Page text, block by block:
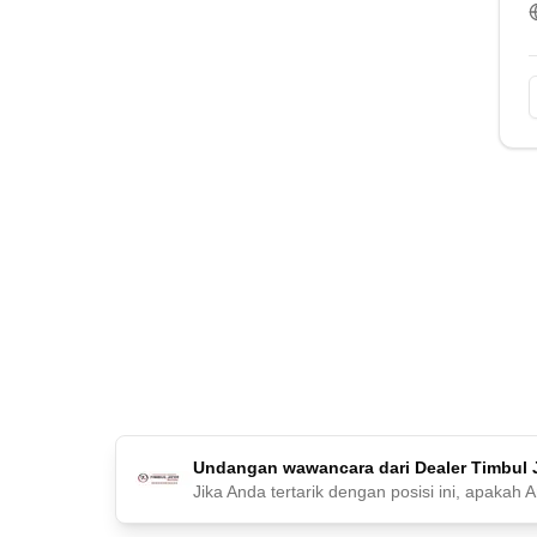
Undangan wawancara dari Dealer Timbul
Jika Anda tertarik dengan posisi ini, apakah